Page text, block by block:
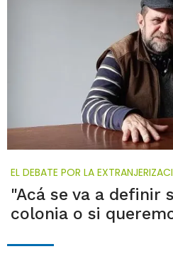
EL DEBATE POR LA
"Acá se va a definir
colonia o si